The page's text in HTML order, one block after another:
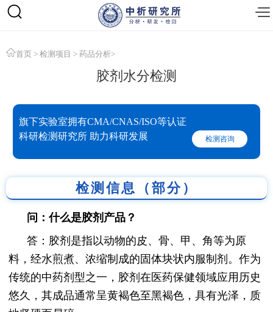
首页 > 检测项目 > 药品分析>
胶剂水分检测
旗下实验室拥有CMA/CNAS/ISO等认证
科研检测研究所 助力科研发展
检测咨询
检测信息（部分）
问：什么是胶剂产品？
答：胶剂是指以动物的皮、骨、甲、角等为原
料，经水煎煮、浓缩制成的固体块状内服制剂。作为
传统的中药剂型之一，胶剂在医药保健领域应用历史
悠久，其成品通常呈黄褐色至黑褐色，具有光泽，质